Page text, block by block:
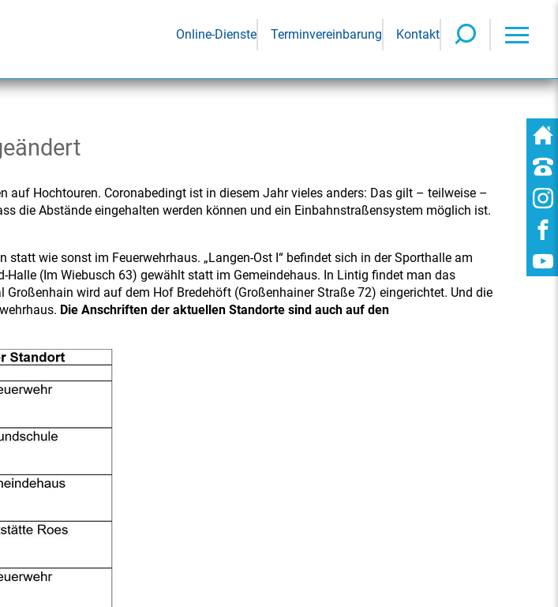
Online-Dienste Terminvereinbarung Kontakt
auf Hochtouren. Coronabedingt ist in diesem Jahr vieles anders: Das gilt – teilweise –
die Abstände eingehalten werden können und ein Einbahnstraßensystem möglich ist.
wie sonst im Feuerwehrhaus. „Langen-Ost I“ befindet sich in der Sporthalle am
(Im Wiebusch 63) gewählt statt im Gemeindehaus. In Lintig findet man das
wird auf dem Hof Bredehöft (Großenhainer Straße 72) eingerichtet. Und die
Die Anschriften der aktuellen Standorte sind auch auf den